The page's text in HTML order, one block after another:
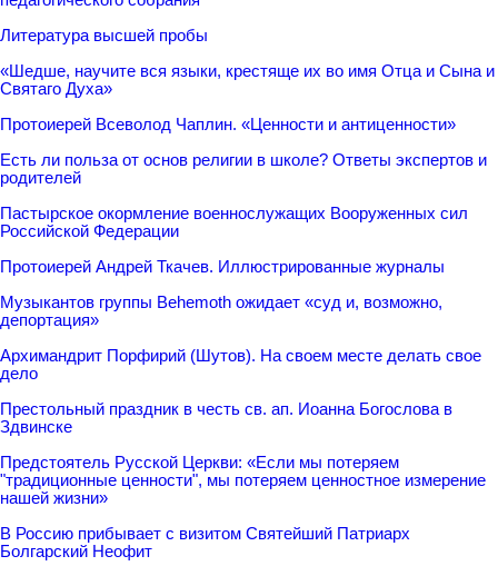
Литература высшей пробы
«Шедше, научите вся языки, крестяще их во имя Отца и Сына и
Святаго Духа»
Протоиерей Всеволод Чаплин. «Ценности и антиценности»
Есть ли польза от основ религии в школе? Ответы экспертов и
родителей
Пастырское окормление военнослужащих Вооруженных сил
Российской Федерации
Протоиерей Андрей Ткачев. Иллюстрированные журналы
Музыкантов группы Behemoth ожидает «суд и, возможно,
депортация»
Архимандрит Порфирий (Шутов). На своем месте делать свое
дело
Престольный праздник в честь св. ап. Иоанна Богослова в
Здвинске
Предстоятель Русской Церкви: «Если мы потеряем
"традиционные ценности", мы потеряем ценностное измерение
нашей жизни»
В Россию прибывает с визитом Святейший Патриарх
Болгарский Неофит